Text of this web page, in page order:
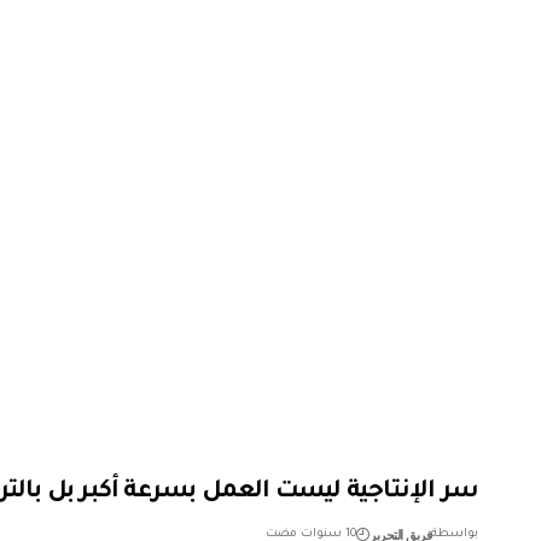
سر الإنتاجية ليست العمل بسرعة أكبر بل
بواسطةفريق التحرير 10 سنوات مضت